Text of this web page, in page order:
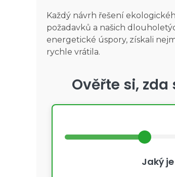
Každý návrh řešení
požadavků a našich
energetické úspory, získali
rychle vrátila.
Ověřte si,
Jaký